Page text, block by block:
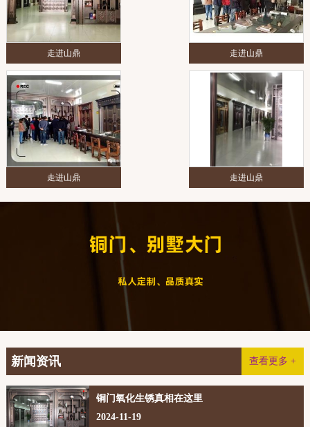
走进山鼎 走进山鼎
走进山鼎 走进山鼎
查看更多 +
新闻资讯
铜门氧化生锈真相在这里
2024-11-19